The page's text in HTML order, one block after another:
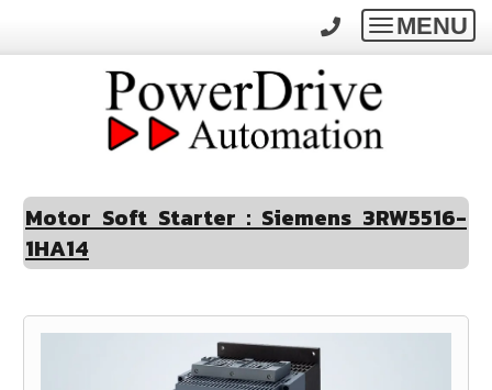
Toggle
MENU
Motor Soft Starter : Siemens 3RW5516-
1HA14